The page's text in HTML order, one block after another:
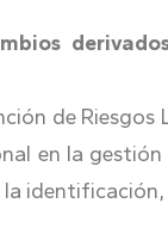
de
en la
la